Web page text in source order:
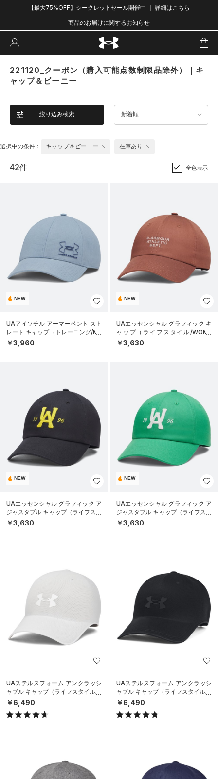
【最大75%OFF】シークレットセール開催中 ｜ 詳細はこちら
商品のお届けに関するお知らせ
221120_クーポン（購入可能点数制限品除外）｜キ
ャップ＆ビーニー
絞り込み検索 新着順
選択中の条件： キャップ＆ビーニー 在庫あり
42件 全色表示
NEW
UAアイソチル アーマーベント スト
レート キャップ（トレーニング/ME
N）
￥3,960
NEW
UAエッセンシャル グラフィック キ
ャップ（ライフスタイル/WOME
N）
￥3,630
NEW
UAエッセンシャル グラフィック ア
ジャスタブル キャップ（ライフスタ
イル/UNISEX）
￥3,630
NEW
UAエッセンシャル グラフィック ア
ジャスタブル キャップ（ライフスタ
イル/UNISEX）
￥3,630
UAステルスフォーム アンクラッシ
ャブル キャップ（ライフスタイル/U
NISEX）
￥6,490
UAステルスフォーム アンクラッシ
ャブル キャップ（ライフスタイル/U
NISEX）
￥6,490